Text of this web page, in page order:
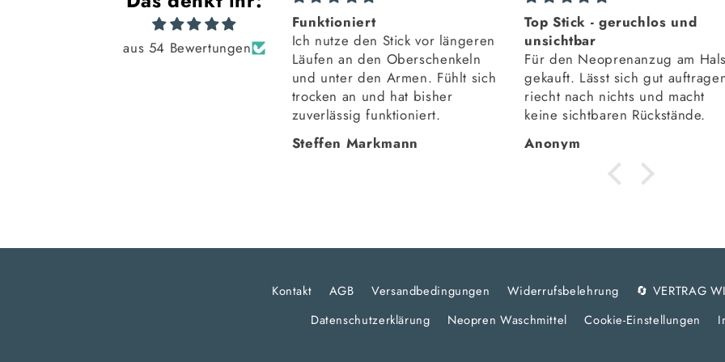
aus 54 Bewertungen
Robust, sieht cool aus - gefällt
Robust, sieht cool aus - gefällt
Funktioniert
Ich nutze den Stick vor längeren
Läufen an den Oberschenkeln
und unter den Armen. Fühlt sich
trocken an und hat bisher
zuverlässig funktioniert.
Steffen Markmann
Top Stick - geruchlos und
unsichtbar
Für den Neoprenanzug am Hals
gekauft. Lässt sich gut
riecht nach nichts und macht
keine sichtbaren Rückstände.
Anonym
Kontakt AGB Versandbedingungen Widerrufsbelehrung
🔄 VERTRAG
Datenschutzerklärung
Neopren Waschmittel Cookie-Einstellungen